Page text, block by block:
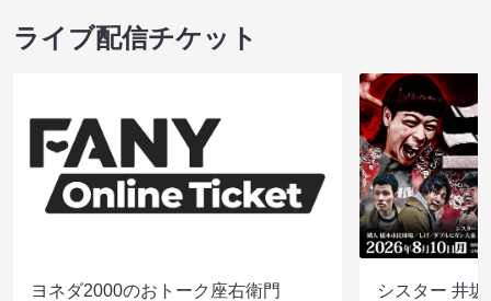
ライブ配信チケット
ヨネダ2000のおトーク座右衛門
シスター 井